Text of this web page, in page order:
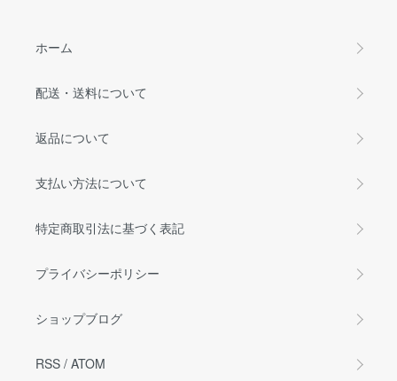
ホーム
配送・送料について
返品について
支払い方法について
特定商取引法に基づく表記
プライバシーポリシー
ショップブログ
RSS / ATOM